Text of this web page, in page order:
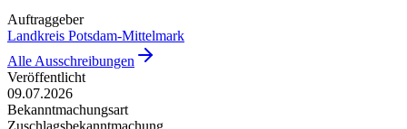
Auftraggeber
Landkreis Potsdam-Mittelmark
Alle Ausschreibungen
Veröffentlicht
09.07.2026
Bekanntmachungsart
Zuschlagsbekanntmachung